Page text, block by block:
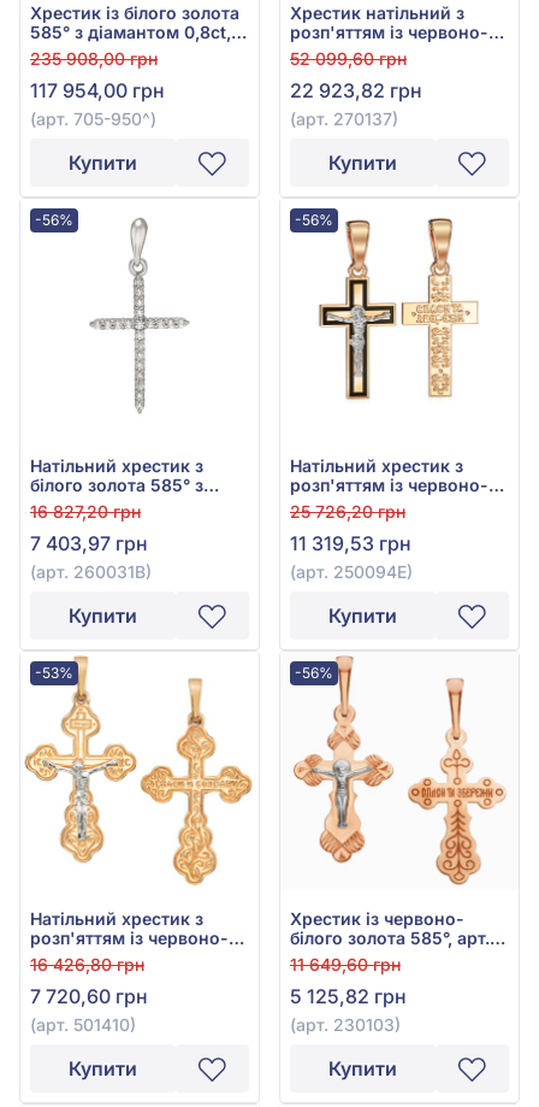
Хрестик із білого золота
585° з діамантом 0,8ct,
арт. 705-950
235 908,00 грн
117 954,00 грн
(арт. 705-950^)
Купити
Хрестик натільний з
розп'яттям із червоно-
білого золота 585° з
фіанітом/куб.цирконієм,
арт. 270137
52 099,60 грн
22 923,82 грн
(арт. 270137)
Купити
-56%
Натільний хрестик з
білого золота 585° з
фіанітом/куб.цирконієм,
арт. 260031В
16 827,20 грн
7 403,97 грн
(арт. 260031В)
Купити
-56%
Натільний хрестик з
розп'яттям із червоно-
білого золота 585° з
чорною емаллю, арт.
250094Е
25 726,20 грн
11 319,53 грн
(арт. 250094Е)
Купити
-53%
Натільний хрестик з
розп'яттям із червоно-
білого золота 585°, без
вставки, арт. 501410
16 426,80 грн
7 720,60 грн
(арт. 501410)
Купити
-56%
Хрестик із червоно-
білого золота 585°, арт.
230103
11 649,60 грн
5 125,82 грн
(арт. 230103)
Купити